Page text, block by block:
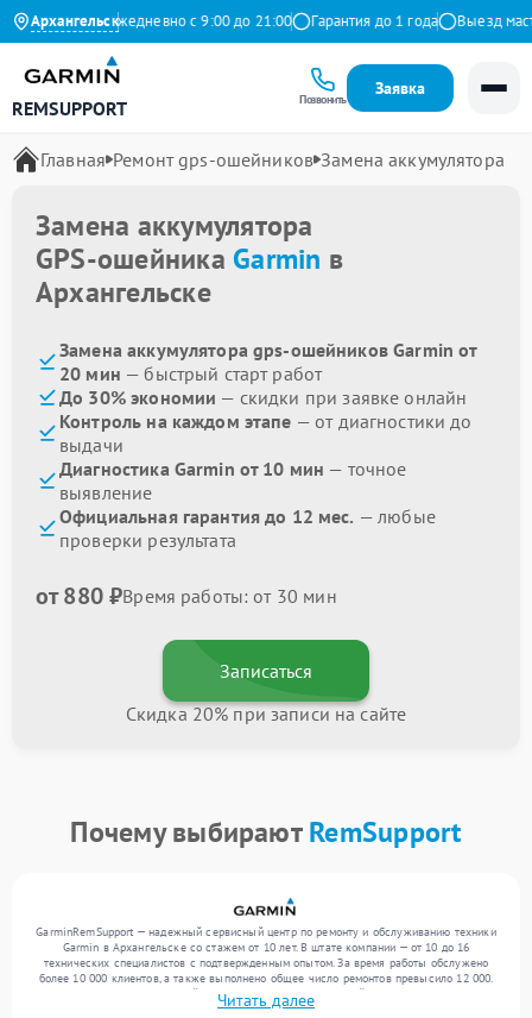
Архангельск
Яндекс Ежедневно с 9:00 до 21:00 Гарантия до 1 года Выезд
REMSUPPORT Позвонить
Заявка
Главная Ремонт gps-ошейников Замена аккумулятора
Замена аккумулятора
GPS-ошейника Garmin в
Архангельске
Замена аккумулятора gps-ошейников Garmin от
20 мин — быстрый старт работ
До 30% экономии — скидки при заявке онлайн
Контроль на каждом этапе — от диагностики до
выдачи
Диагностика Garmin от 10 мин — точное
выявление
Официальная гарантия до 12 мес. — любые
проверки результата
от 880 ₽Время работы: от 30 мин
Записаться
Скидка 20% при записи на сайте
Почему выбираютRemSupport
GarminRemSupport — надежный сервисный центр по ремонту и обслуживанию техники
Garmin в Архангельске со стажем от 10 лет. В штате компании — от 10 до 16
технических специалистов с подтвержденным опытом. За время работы обслужено
более 10 000 клиентов, а также выполнено общее число ремонтов превысило 12 000.
Ежемесячно в сервисный центр поступает от 300 устройств, включая , , . Мы
выполняем ремонт различного уровня сложности и гарантируем высокое качество
Читать далее